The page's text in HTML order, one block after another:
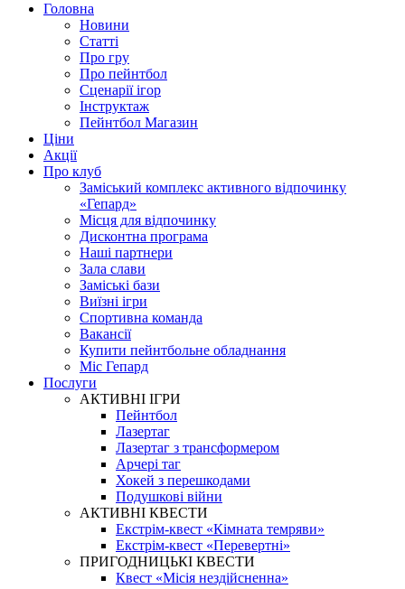
Головна
Новини
Статті
Про гру
Про пейнтбол
Сценарії ігор
Інструктаж
Пейнтбол Магазин
Ціни
Акції
Про клуб
Заміський комплекс активного відпочинку
«Гепард»
Місця для відпочинку
Дисконтна програма
Наші партнери
Зала слави
Заміські бази
Виїзні ігри
Спортивна команда
Вакансії
Купити пейнтбольне обладнання
Міс Гепард
Послуги
АКТИВНІ ІГРИ
Пейнтбол
Лазертаг
Лазертаг з трансформером
Арчері таг
Хокей з перешкодами
Подушкові війни
АКТИВНІ КВЕСТИ
Екстрім-квест «Кімната темряви»
Екстрім-квест «Перевертні»
ПРИГОДНИЦЬКІ КВЕСТИ
Квест «Місія нездійсненна»